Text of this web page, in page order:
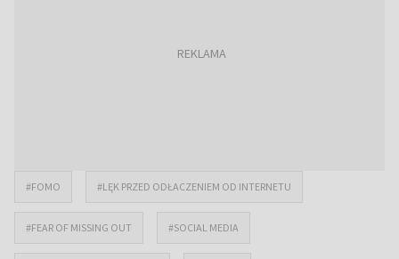
#FOMO #LĘK PRZED ODŁACZENIEM OD INTERNETU
#FEAR OF MISSING OUT #SOCIAL MEDIA